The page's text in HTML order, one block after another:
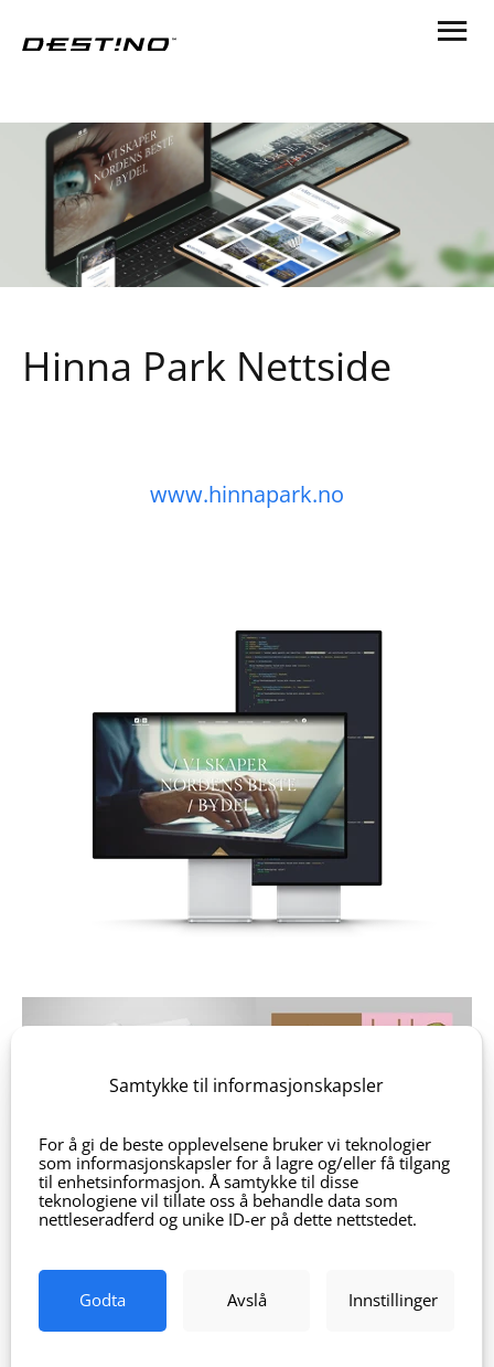
Hinna Park Nettside
www.hinnapark.no
Samtykke til informasjonskapsler
For å gi de beste opplevelsene bruker vi teknologier
som informasjonskapsler for å lagre og/eller få tilgang
til enhetsinformasjon. Å samtykke til disse
teknologiene vil tillate oss å behandle data som
nettleseradferd og unike ID-er på dette nettstedet.
Godta Avslå Innstillinger